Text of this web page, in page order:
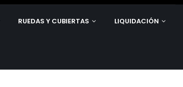
RUEDAS Y CUBIERTAS LIQUIDACIÓN